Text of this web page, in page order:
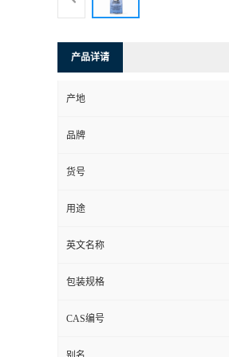
产品详请
产地
品牌
货号
用途
英文名称
包装规格
CAS编号